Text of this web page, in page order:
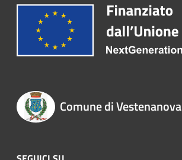
Comune di Vestenanova